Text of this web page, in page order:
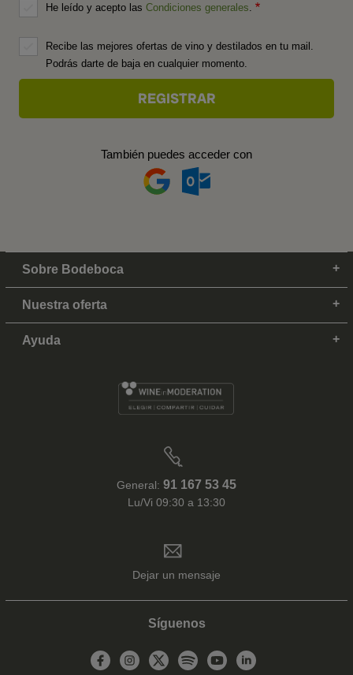
He leído y acepto las Condiciones generales
Recibe las mejores ofertas de vino y destilados en tu mail.
Podrás darte de baja en cualquier momento.
También puedes acceder con
Sobre Bodeboca
Nuestra oferta
Ayuda
General: 91 167 53 45
Lu/Vi 09:30 a 13:30
Dejar un mensaje
Síguenos